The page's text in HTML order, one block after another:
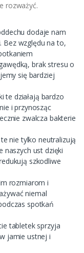
rozważyć.
dodaje nam
Bez względu na to,
brak stresu o
się bardziej
te działają bardzo
i przynosząc
zwalcza bakterie
nie tylko neutralizują
naszych ust dzięki
szkodliwe
rozmiarom i
niemal
spotkań
tabletek sprzyja
jamie ustnej i